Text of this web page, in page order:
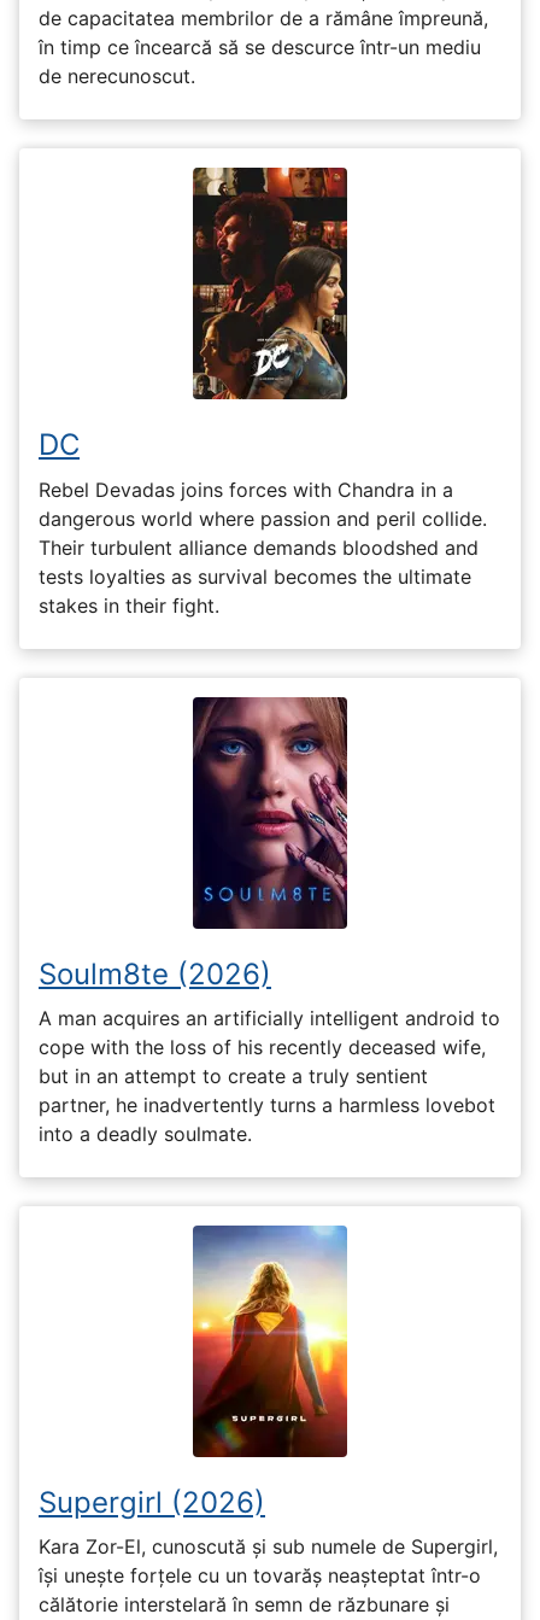
de capacitatea membrilor de a rămâne împreună,
în timp ce încearcă să se descurce într-un mediu
de nerecunoscut.
DC
Rebel Devadas joins forces with Chandra in a
dangerous world where passion and peril collide.
Their turbulent alliance demands bloodshed and
tests loyalties as survival becomes the ultimate
stakes in their fight.
Soulm8te (2026)
A man acquires an artificially intelligent android to
cope with the loss of his recently deceased wife,
but in an attempt to create a truly sentient
partner, he inadvertently turns a harmless lovebot
into a deadly soulmate.
Supergirl (2026)
Kara Zor-El, cunoscută și sub numele de Supergirl,
își unește forțele cu un tovarăș neașteptat într-o
călătorie interstelară în semn de răzbunare și